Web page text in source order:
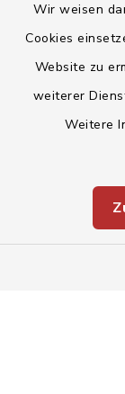
Wir weisen
Cookies
Website zu
weiterer
Weitere